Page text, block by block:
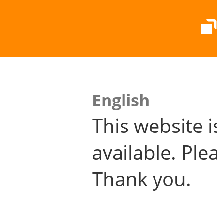
English
This website
available.
Thank you.